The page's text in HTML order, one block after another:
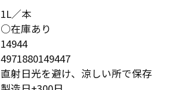
1L／本
14944
○在庫あり
4971880149447
直射日光を避け、涼しい所で保存